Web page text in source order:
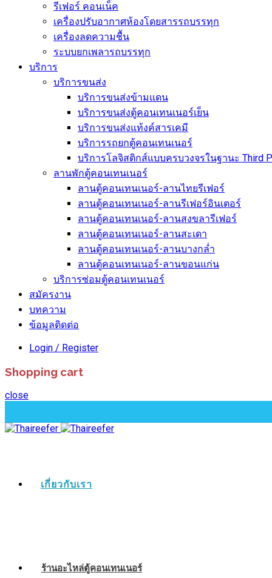
รีเฟอร์ คอนเน็ค
เครื่องปรับอากาศห้องโดยสารรถบรรทุก
เครื่องลดความชื้น
ระบบยกเพลารถบรรทุก
บริการ
บริการขนส่ง
บริการขนส่งข้ามแดน
บริการขนส่งตู้คอนเทนเนอร์เย็น
บริการขนส่งแท้งค์สารเคมี
บริการรถยกตู้คอนเทนเนอร์
บริการโลจิสติกส์แบบครบวงจรในฐานะ Third
ลานพักตู้คอนเทนเนอร์
ลานตู้คอนเทนเนอร์-ลานไทยรีเฟอร์
ลานตู้คอนเทนเนอร์-ลานรีเฟอร์อินเตอร์
ลานตู้คอนเทนเนอร์-ลานสงขลารีเฟอร์
ลานตู้คอนเทนเนอร์-ลานสะเดา
ลานตู้คอนเทนเนอร์-ลานบางกล่ำ
ลานตู้คอนเทนเนอร์-ลานขอนแก่น
บริการซ่อมตู้คอนเทนเนอร์
สมัครงาน
บทความ
ข้อมูลติดต่อ
Login / Register
Shopping cart
close
เกี่ยวกับเรา
ร้านอะไหล่ตู้คอนเทนเนอร์